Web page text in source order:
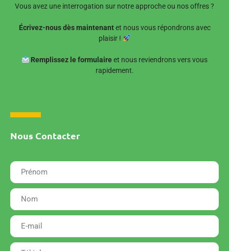
Vous avez une interrogation sur notre approche ou nos offres ?
Écrivez-nous dès maintenantet nous vous répondrons avec
plaisir !
Remplissez le formulaireet nous reviendrons vers vous
rapidement.
Nous Contacter